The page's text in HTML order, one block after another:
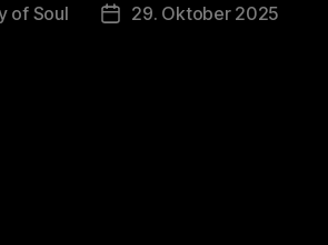
of Soul Veröffentlichungsdatum
29. Oktober 2025